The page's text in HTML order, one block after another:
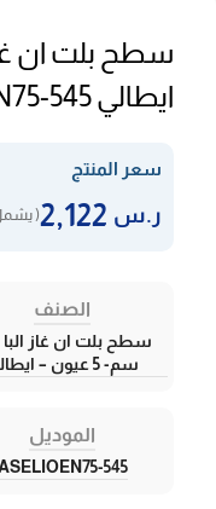
ايطالي ASELIOEN75-545
سعر المنتج
ر.س (
الصنف
سم- 5 عيون – ايطالي
الموديل
545